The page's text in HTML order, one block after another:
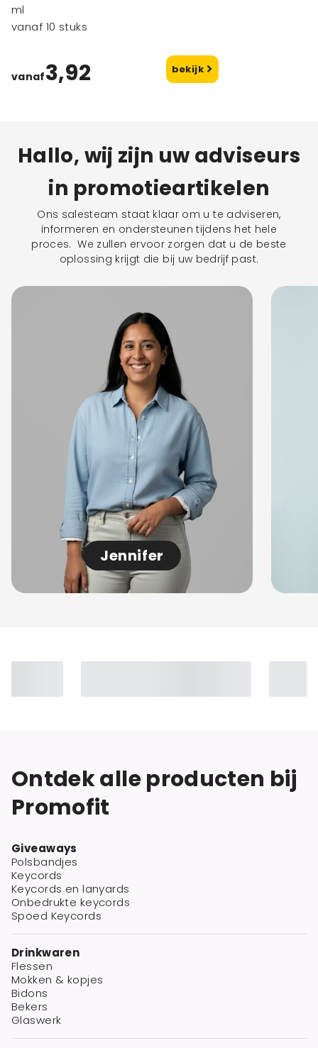
ml
vanaf 10 stuks
vanaf3,92 bekijk
Hallo, wij zijn uw adviseurs
in promotieartikelen
Ons salesteam staat klaar om u te adviseren,
informeren en ondersteunen tijdens het hele
proces. We zullen ervoor zorgen dat u de beste
oplossing krijgt die bij uw bedrijf past.
Jennifer
Ontdek alle producten bij
Promofit
Giveaways
Polsbandjes
Keycords
Keycords en lanyards
Onbedrukte keycords
Spoed Keycords
Drinkwaren
Flessen
Mokken & kopjes
Bidons
Bekers
Glaswerk